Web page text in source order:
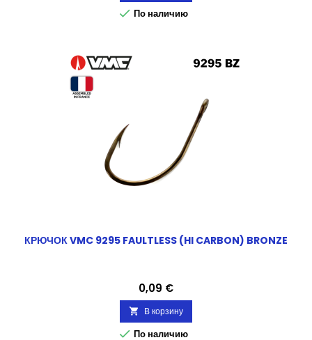
 По наличию
КРЮЧОК VMC 9295 FAULTLESS (HI CARBON) BRONZE
Цена
0,09 €
 В корзину
 По наличию